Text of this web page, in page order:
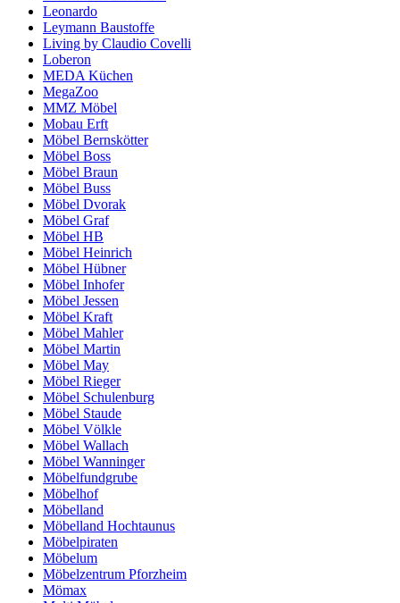
Leonardo
Leymann Baustoffe
Living by Claudio Covelli
Loberon
MEDA Küchen
MegaZoo
MMZ Möbel
Mobau Erft
Möbel Bernskötter
Möbel Boss
Möbel Braun
Möbel Buss
Möbel Dvorak
Möbel Graf
Möbel HB
Möbel Heinrich
Möbel Hübner
Möbel Inhofer
Möbel Jessen
Möbel Kraft
Möbel Mahler
Möbel Martin
Möbel May
Möbel Rieger
Möbel Schulenburg
Möbel Staude
Möbel Völkle
Möbel Wallach
Möbel Wanninger
Möbelfundgrube
Möbelhof
Möbelland
Möbelland Hochtaunus
Möbelpiraten
Möbelum
Möbelzentrum Pforzheim
Mömax